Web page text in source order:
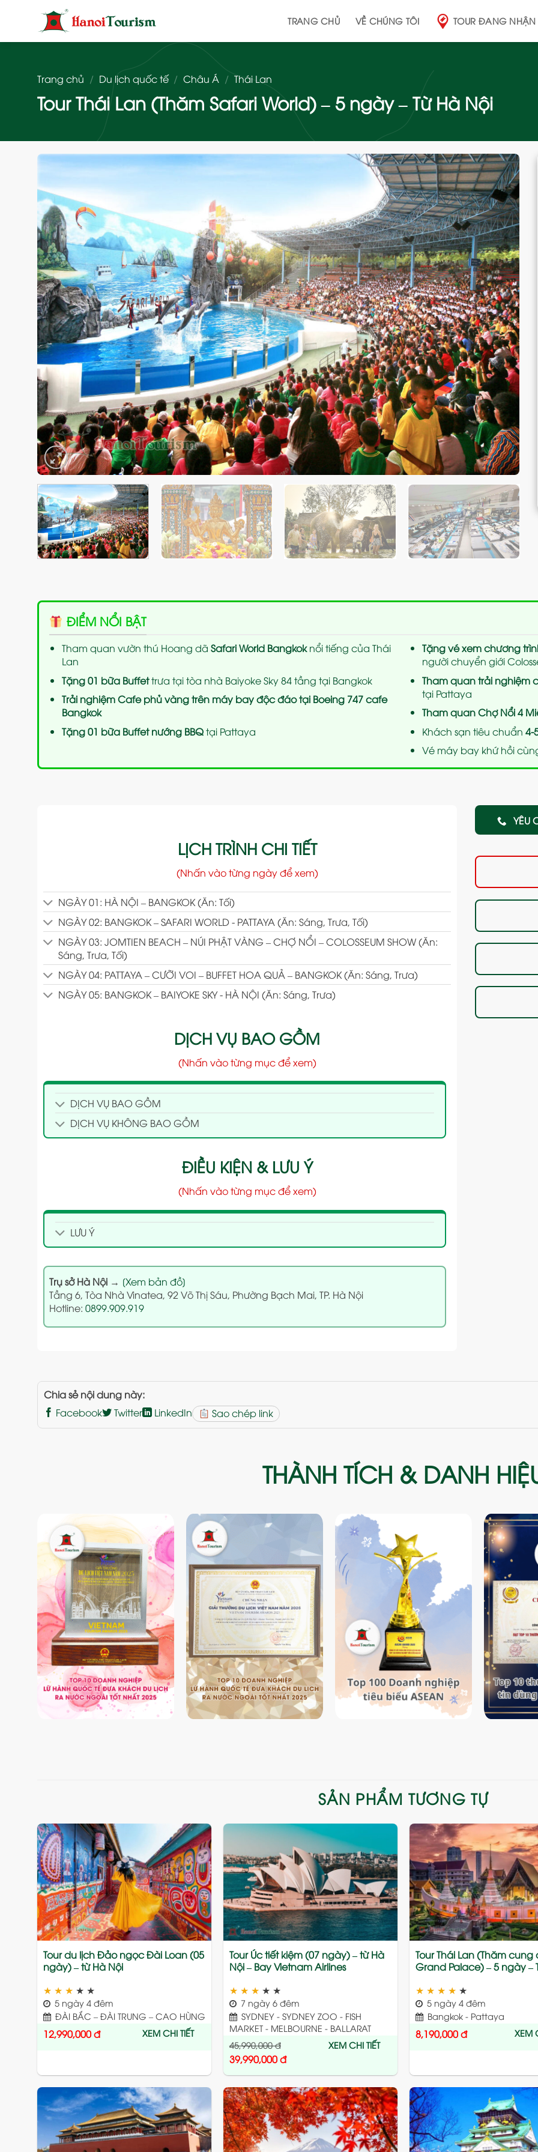
dung
TRANG CHỦ VỀ CHÚNG TÔI TOUR ĐANG
Trang chủ / Du lịch quốc tế / Châu Á / Thái Lan
Tour Thái Lan (Thăm Safari World) – 5 ngày – Từ Hà Nội
Add
to
wishlist
ĐIỂM NỔI BẬT
Tham quan vườn thú Hoang dã Safari World Bangkoknổi tiếng của Thái
Lan
Tặng 01 bữa Buffettrưa tại tòa nhà Baiyoke Sky 84 tầng tại Bangkok
Trải nghiệm Cafe phủ vàng trên máy bay độc đáo tại Boeing 747 cafe
Bangkok
Tặng 01 bữa Buffet nướng BBQtại Pattaya
Tặng vé xem chương
người chuyển giới
Tham quan trải nghiệm
tại Pattaya
Tham quan Chợ Nổi 4
Khách sạn tiêu chuẩn 4-
Vé máy bay khứ hồi
LỊCH TRÌNH CHI TIẾT
(Nhấn vào từng ngày để xem)
NGÀY 01: HÀ NỘI – BANGKOK (Ăn: Tối)
NGÀY 02: BANGKOK – SAFARI WORLD - PATTAYA (Ăn: Sáng, Trưa, Tối)
NGÀY 03: JOMTIEN BEACH – NÚI PHẬT VÀNG – CHỢ NỔI – COLOSSEUM SHOW (Ăn:
Sáng, Trưa, Tối)
NGÀY 04: PATTAYA – CƯỠI VOI – BUFFET HOA QUẢ – BANGKOK (Ăn: Sáng, Trưa)
NGÀY 05: BANGKOK – BAIYOKE SKY - HÀ NỘI (Ăn: Sáng, Trưa)
DỊCH VỤ BAO GỒM
(Nhấn vào từng mục để xem)
DỊCH VỤ BAO GỒM
DỊCH VỤ KHÔNG BAO GỒM
ĐIỀU KIỆN & LƯU Ý
(Nhấn vào từng mục để xem)
LƯU Ý
Trụ sở Hà Nội→ [Xem bản đồ]
Tầng 6, Tòa Nhà Vinatea, 92 Võ Thị Sáu, Phường Bạch Mai, TP. Hà Nội
Hotline: 0899.909.919
YÊU
Chia sẻ nội dung này:
Facebook
Twitter LinkedIn Sao chép link
THÀNH TÍCH & DANH
SẢN PHẨM TƯƠNG TỰ
Add
to
wishlist
Tour du lịch Đảo ngọc Đài Loan (05
ngày) – từ Hà Nội
★ ★ ★ ★ ★
5 ngày 4 đêm
ĐÀI BẮC – ĐÀI TRUNG – CAO HÙNG
12,990,000đ XEM CHI TIẾT
Add
to
wishlist
Tour Úc tiết kiệm (07 ngày) – từ Hà
Nội – Bay Vietnam Airlines
★ ★ ★ ★ ★
7 ngày 6 đêm
SYDNEY - SYDNEY ZOO - FISH
MARKET - MELBOURNE - BALLARAT
45,990,000đ
39,990,000đ
XEM CHI TIẾT
Tour Thái Lan (Thăm cung
Grand Palace) – 5 ngày –
★ ★ ★ ★ ★
5 ngày 4 đêm
Bangkok - Pattaya
8,190,000đ XEM
Add
to
wishlist
Add
to
wishlist